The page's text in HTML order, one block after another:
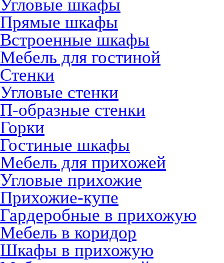
Угловые шкафы
Прямые шкафы
Встроенные шкафы
Мебель для гостиной
Стенки
Угловые стенки
П-образные стенки
Горки
Гостиные шкафы
Мебель для прихожей
Угловые прихожие
Прихожие-купе
Гардеробные в прихожую
Мебель в коридор
Шкафы в прихожую